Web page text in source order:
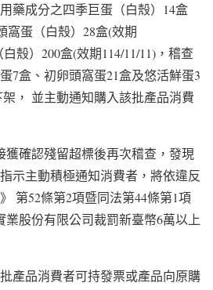
藥成分之四季巨蛋（白殼）14盒
窩蛋（白殼）28盒(效期
殼）200盒(效期114/11/11)，稽查
7盒、初卵頭窩蛋21盒及悠活鮮蛋3
， 並主動通知購入該批產品消費
獲確認殘留超標後再次稽查，發現
示主動積極通知消費者，將依違反
第52條第2項暨同法第44條第1項
業股份有限公司裁罰新臺幣6萬以上
產品消費者可持發票或產品向原購